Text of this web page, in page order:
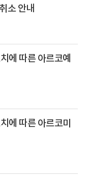
소 안내
에 따른 아르코예
에 따른 아르코미